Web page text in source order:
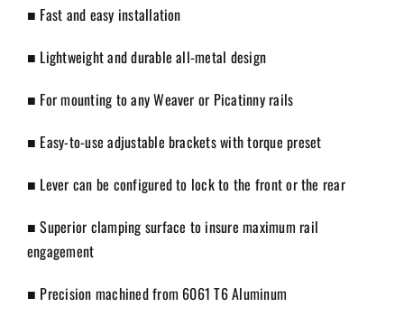
■ Fast and easy installation
■ Lightweight and durable all-metal design
■ For mounting to any Weaver or Picatinny rails
■ Easy-to-use adjustable brackets with torque preset
■ Lever can be configured to lock to the front or the rear
■ Superior clamping surface to insure maximum rail
engagement
■ Precision machined from 6061 T6 Aluminum